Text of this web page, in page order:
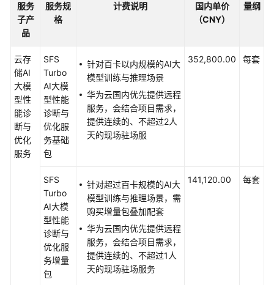
咨
询
与
规
划
上
与
实
施
运
维
与
管
服务
子产
品
服务规
格
计费说明
国内单价
（CNY）
量纲
云存
储AI
大模
型性
能诊
断与
优化
服务
SFS
Turbo
AI大模
型性能
诊断与
优化服
务基础
包
针对百卡以内规模的AI大
模型训练与推理场景
华为云国内优先提供远程
服务，会结合项目需求，
提供连续的、不超过2人
天的现场驻场服
352,800.00 每套
SFS
Turbo
AI大模
型性能
诊断与
优化服
务增量
包
针对超过百卡规模的AI大
模型训练与推理场景，需
购买增量包叠加配套
华为云国内优先提供远程
服务，会结合项目需求，
提供连续的、不超过1人
天的现场驻场服务
141,120.00 每套